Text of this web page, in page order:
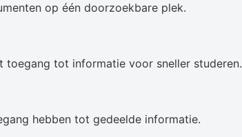
op één doorzoekbare plek.
toegang tot informatie voor sneller studeren.
hebben tot gedeelde informatie.